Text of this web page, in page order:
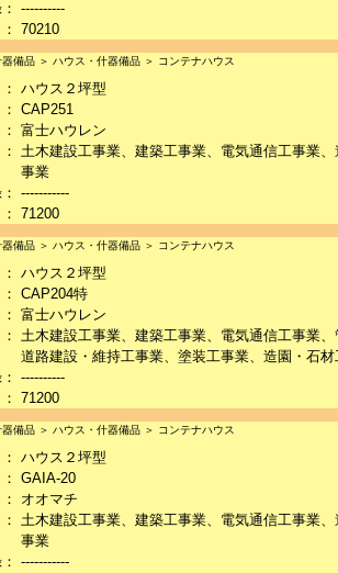
： ----------
： 70210
備品 ＞ ハウス・什器備品 ＞ コンテナハウス
： ハウス２坪型
： CAP251
： 富士ハウレン
： 土木建設工事業、建築工事業、電気通信工事業
事業
： -----------
： 71200
備品 ＞ ハウス・什器備品 ＞ コンテナハウス
： ハウス２坪型
： CAP204特
： 富士ハウレン
： 土木建設工事業、建築工事業、電気通信工事業
道路建設・維持工事業、塗装工事業、造園・石材
： ----------
： 71200
備品 ＞ ハウス・什器備品 ＞ コンテナハウス
： ハウス２坪型
： GAIA-20
： オオマチ
： 土木建設工事業、建築工事業、電気通信工事業
事業
： -----------